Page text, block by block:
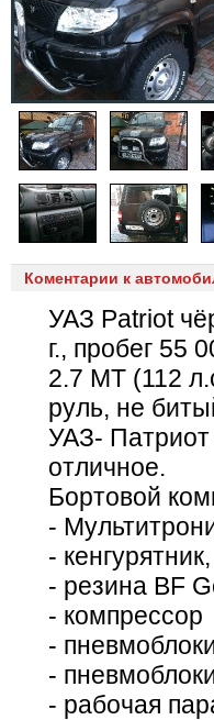
Коментарии к
УАЗ Patriot
г., пробег 55
2.7 MT (112
руль, не
УАЗ- Патриот
отличное.
Бортовой
-
-
- резина BF
- компрессор
-
-
- рабочая